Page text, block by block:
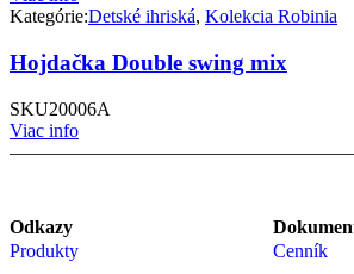
Kategórie:Detské ihriská, Kolekcia Robinia
Hojdačka Double swing mix
SKU20006A
Viac info
Odkazy
Produkty
Cenník